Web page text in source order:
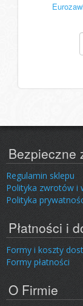
Bezpieczne
Regulamin sklepu
Polityka zwrotów i
Polityka
Płatności i
Formy i koszty
Formy płatności
O Firmie